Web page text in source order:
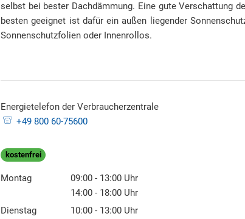
selbst bei bester Dachdämmung. Eine gute Verschattung
besten geeignet ist dafür ein außen liegender
Sonnenschutzfolien oder Innenrollos.
Energietelefon der Verbraucherzentrale
+49 800 60-75600
kostenfrei
Montag 09:00 - 13:00 Uhr
Von 09:00 bis 13:00 Uhr
14:00 - 18:00 Uhr
Von 14:00 bis 18:00 Uhr
Dienstag 10:00 - 13:00 Uhr